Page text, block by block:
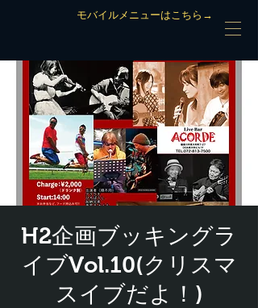
モバイルメニューはこちら→
H2企画ブッキングラ
イブVol.10(クリスマ
スイブだよ！)